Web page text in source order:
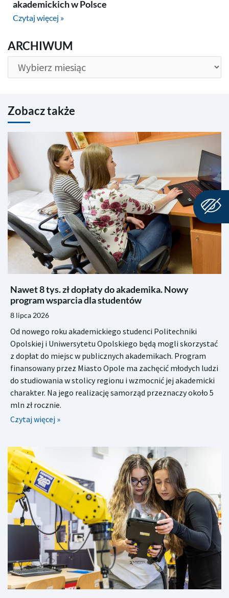
akademickich w Polsce
Czytaj więcej »
ARCHIWUM
ARCHIWUM
Zobacz także
Nawet 8 tys. zł dopłaty do akademika. Nowy
program wsparcia dla studentów
8 lipca 2026
Od nowego roku akademickiego studenci Politechniki
Opolskiej i Uniwersytetu Opolskiego będą mogli skorzystać
z dopłat do miejsc w publicznych akademikach. Program
finansowany przez Miasto Opole ma zachęcić młodych ludzi
do studiowania w stolicy regionu i wzmocnić jej akademicki
charakter. Na jego realizację samorząd przeznaczy około 5
mln zł rocznie.
Czytaj więcej »